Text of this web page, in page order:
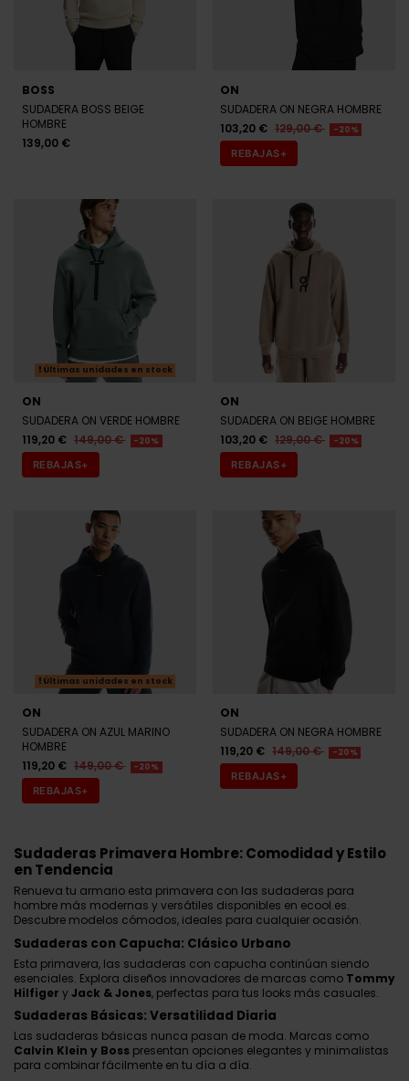
BOSS
SUDADERA BOSS BEIGE
HOMBRE
139,00 €
ON
SUDADERA ON NEGRA HOMBRE
103,20 € 129,00 € -20%
REBAJAS+
Últimas unidades en stock
ON
SUDADERA ON VERDE HOMBRE
119,20 € 149,00 € -20%
REBAJAS+
ON
SUDADERA ON BEIGE HOMBRE
103,20 € 129,00 € -20%
REBAJAS+
Últimas unidades en stock
ON
SUDADERA ON AZUL MARINO
HOMBRE
119,20 € 149,00 € -20%
REBAJAS+
ON
SUDADERA ON NEGRA HOMBRE
119,20 € 149,00 € -20%
REBAJAS+
Sudaderas Primavera Hombre: Comodidad y Estilo
en Tendencia
Renueva tu armario esta primavera con las sudaderas para
hombre más modernas y versátiles disponibles en ecool.es.
Descubre modelos cómodos, ideales para cualquier ocasión.
Sudaderas con Capucha: Clásico Urbano
Esta primavera, las sudaderas con capucha continúan siendo
esenciales. Explora diseños innovadores de marcas como Tommy
Hilfiger yJack & Jones, perfectas para tus looks más casuales.
Sudaderas Básicas: Versatilidad Diaria
Las sudaderas básicas nunca pasan de moda. Marcas como
Calvin Klein y Boss presentan opciones elegantes y minimalistas
para combinar fácilmente en tu día a día.